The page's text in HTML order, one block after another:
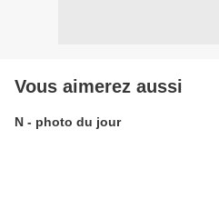
Vous aimerez aussi
N - photo du jour